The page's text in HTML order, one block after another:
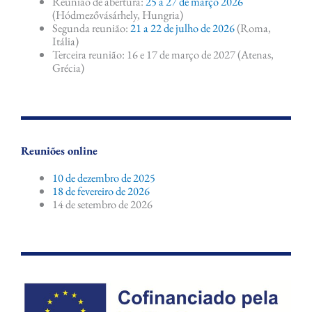
(Hódmezővásárhely, Hungria)
Segunda reunião:21 a 22 de julho de 2026(Roma,
Itália)
Terceira reunião: 16 e 17 de março de 2027 (Atenas,
Grécia)
Reuniões online
10 de dezembro de 2025
18 de fevereiro de 2026
14 de setembro de 2026